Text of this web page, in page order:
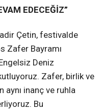
EDECEĞİZ”
Çetin, festivalde
Zafer Bayramı
Deniz
Zafer, birlik ve
aynı inanç ve ruhla
Bu